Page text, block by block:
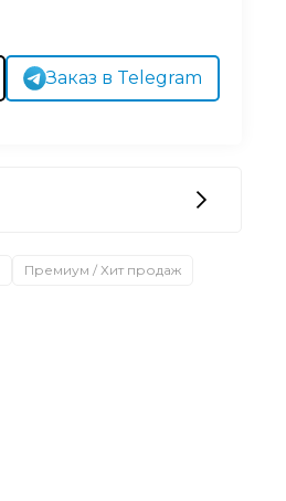
Заказ в Telegram
Премиум / Хит продаж